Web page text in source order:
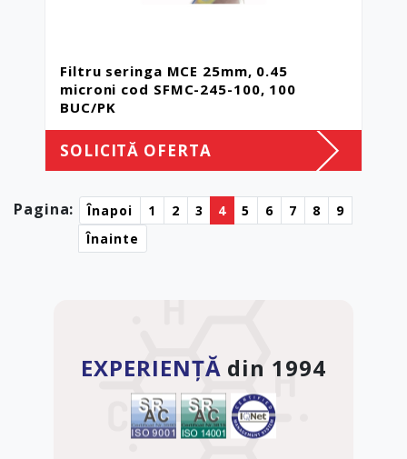
Filtru seringa MCE 25mm, 0.45
microni cod SFMC-245-100, 100
BUC/PK
SOLICITĂ OFERTA
Pagina: Înapoi 1 2 3 4 5 6 7 8
9
Înainte
EXPERIENȚĂ din 1994